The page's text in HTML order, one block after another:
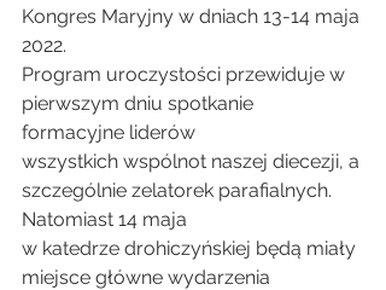
Kongres Maryjny w dniach 13-14 maja
2022.
Program uroczystości przewiduje w
pierwszym dniu spotkanie
formacyjne liderów
wszystkich wspólnot naszej diecezji, a
szczególnie zelatorek parafialnych.
Natomiast 14 maja
w katedrze drohiczyńskiej będą miały
miejsce główne wydarzenia